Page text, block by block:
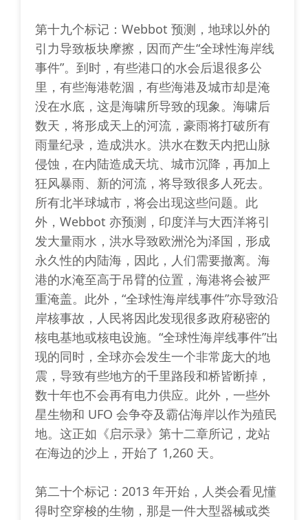
第十九个标记：Webbot 预测，地球以外的
引力导致板块摩擦，因而产生“全球性海岸线
事件”。到时，有些港口的水会后退很多公
里，有些海港乾涸，有些海港及城市却是淹
没在水底，这是海啸所导致的现象。海啸后
数天，将形成天上的河流，豪雨将打破所有
雨量纪录，造成洪水。洪水在数天内把山脉
侵蚀，在内陆造成天坑、城市沉降，再加上
狂风暴雨、新的河流，将导致很多人死去。
所有北半球城市，将会出现这些问题。此
外，Webbot 亦预测，印度洋与大西洋将引
发大量雨水，洪水导致欧洲沦为泽国，形成
永久性的内陆海，因此，人们需要撤离。海
港的水淹至高于吊臂的位置，海港将会被严
重淹盖。此外，“全球性海岸线事件”亦导致沿
岸核事故，人民将因此发现很多政府秘密的
核电基地或核电设施。“全球性海岸线事件”出
现的同时，全球亦会发生一个非常庞大的地
震，导致有些地方的千里路段和桥皆断掉，
数十年也不会再有电力供应。此外，一些外
星生物和 UFO 会争夺及霸佔海岸以作为殖民
地。这正如《启示录》第十二章所记，龙站
在海边的沙上，开始了 1,260 天。
第二十个标记：2013 年开始，人类会看见懂
得时空穿梭的生物，那是一件大型器械或类